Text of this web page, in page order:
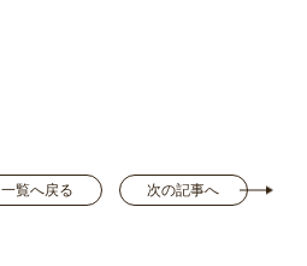
一覧へ戻る 次の記事へ